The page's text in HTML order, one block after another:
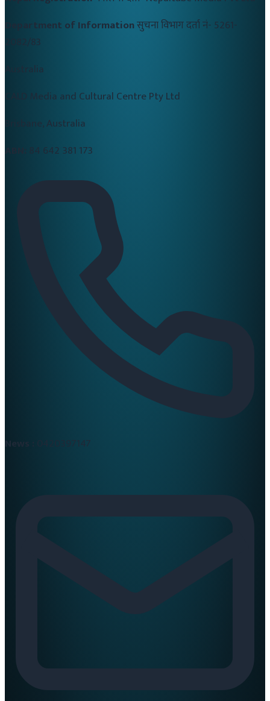
Department of Informationसुचना विभाग दर्ता नं- 5261-
2082/83
Australia
CALD Media and Cultural Centre Pty Ltd
Brisbane, Australia
84 642 381 173